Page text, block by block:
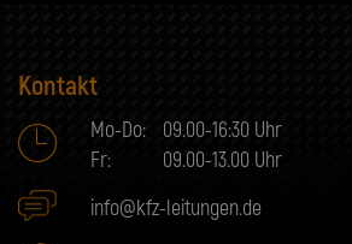
Kontakt
Mo-Do:
09.00-16:30 Uhr
Fr:
09.00-13.00 Uhr
info@kfz-leitungen.de